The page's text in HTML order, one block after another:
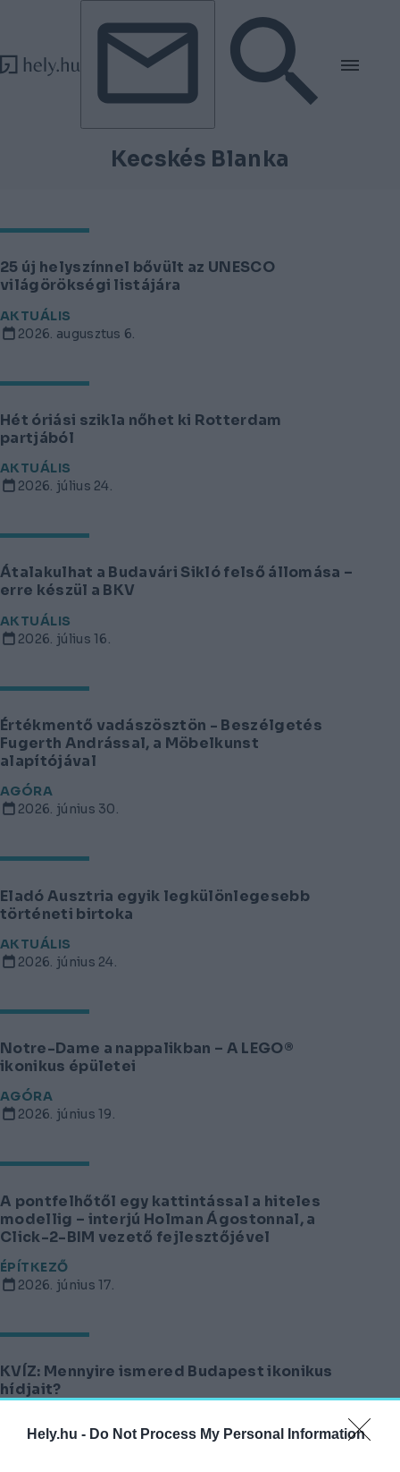
Hely.hu - Do Not Process My Personal Information
Tovább a tartalomhoz
Tovább a lábléchez
Kecskés Blanka
25 új helyszínnel bővült az UNESCO
világörökségi listájára
AKTUÁLIS
2026. augusztus 6.
Hét óriási szikla nőhet ki Rotterdam
partjából
AKTUÁLIS
2026. július 24.
Átalakulhat a Budavári Sikló felső állomása –
erre készül a BKV
AKTUÁLIS
2026. július 16.
Értékmentő vadászösztön - Beszélgetés
Fugerth Andrással, a Möbelkunst
alapítójával
AGÓRA
2026. június 30.
Eladó Ausztria egyik legkülönlegesebb
történeti birtoka
AKTUÁLIS
2026. június 24.
Notre-Dame a nappalikban – A LEGO®
ikonikus épületei
AGÓRA
2026. június 19.
A pontfelhőtől egy kattintással a hiteles
modellig – interjú Holman Ágostonnal, a
Click-2-BIM vezető fejlesztőjével
ÉPÍTKEZŐ
2026. június 17.
KVÍZ: Mennyire ismered Budapest ikonikus
hídjait?
2026. június 7.